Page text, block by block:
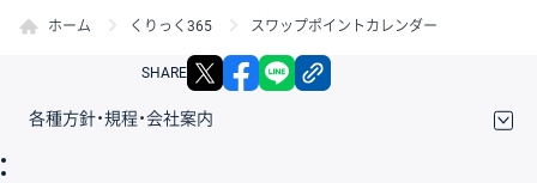
ホーム くりっく365 スワップポイントカレンダー
SHARE X facebook
各種方針・規程・会社案内